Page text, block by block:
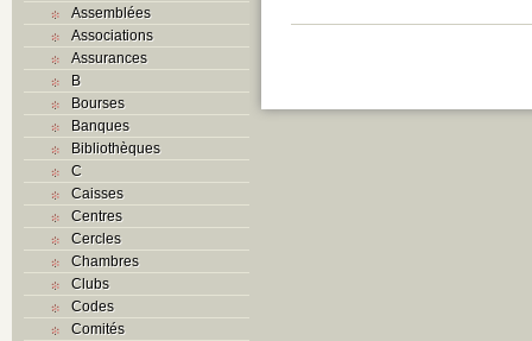
Assemblées
Associations
Assurances
B
Bourses
Banques
Bibliothèques
C
Caisses
Centres
Cercles
Chambres
Clubs
Codes
Comités